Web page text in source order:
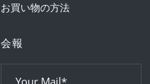
お買い物の方法
会報